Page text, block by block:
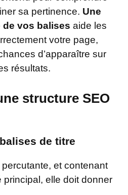
sa pertinence. Une
de vos balises aide les
votre page,
d’apparaître sur
résultats.
structure SEO
de titre
percutante, et contenant
principal, elle doit donner